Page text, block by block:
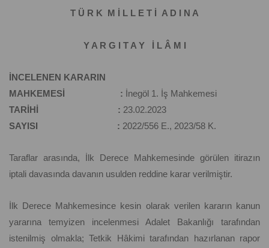
T Ü R K M İ L L E T İ A D I N A
Y A R G I T A Y İ L Â M I
İNCELENEN KARARIN
MAHKEMESİ : İnegöl 1. İş Mahkemesi
TARİHİ : 23.02.2023
SAYISI : 2022/556 E., 2023/58 K.
Taraflar arasında, İlk Derece Mahkemesinde görülen itirazın
iptali davasında davanın usulden reddine karar verilmiştir.
İlk Derece Mahkemesince kesin olarak verilen kararın kanun
yararına temyizen incelenmesi Adalet Bakanlığı tarafından
istenilmiş olmakla; Tetkik Hâkimi tarafından hazırlanan rapor